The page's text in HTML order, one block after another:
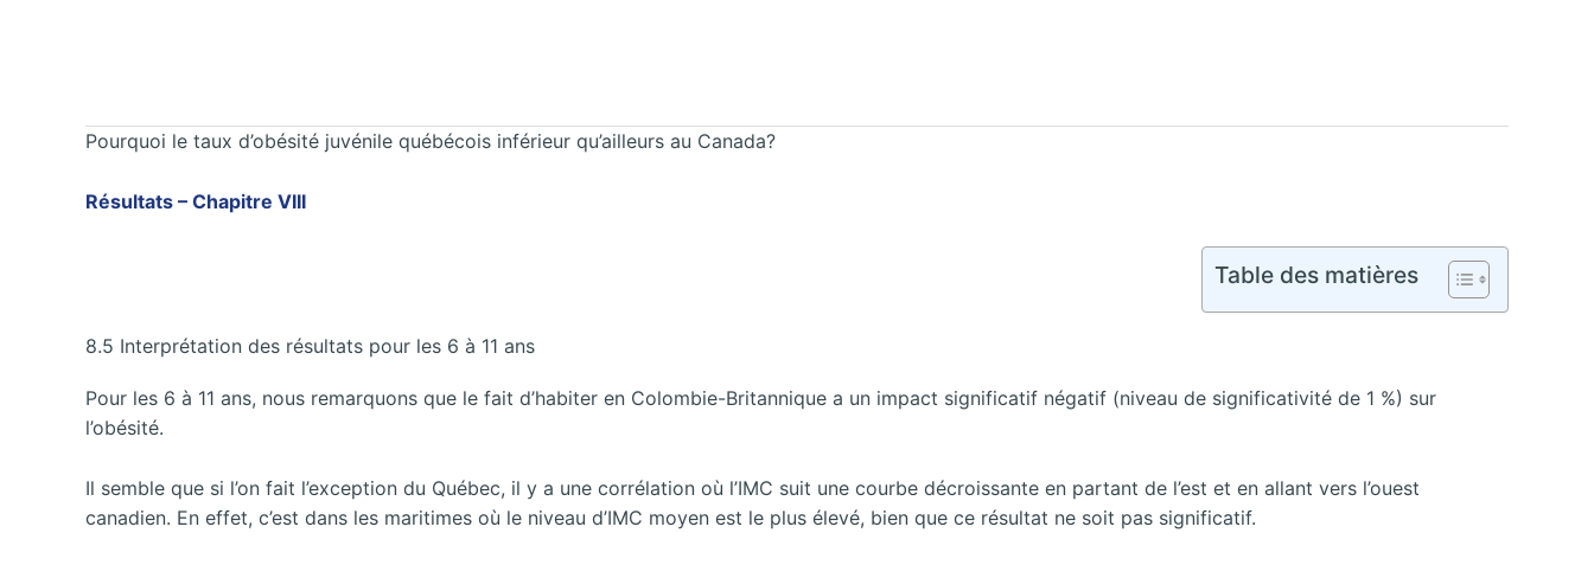
Pourquoi le taux d’obésité juvénile québécois inférieur qu’ailleurs au Canada?
Résultats – Chapitre VIII
Table des matières
8.5 Interprétation des résultats pour les 6 à 11 ans
Pour les 6 à 11 ans, nous remarquons que le fait d’habiter en Colombie-Britannique a un impact significatif négatif (niveau de significativité de 1 %) sur
l’obésité.
Il semble que si l’on fait l’exception du Québec, il y a une corrélation où l’IMC suit une courbe décroissante en partant de l’est et en allant vers l’ouest
canadien. En effet, c’est dans les maritimes où le niveau d’IMC moyen est le plus élevé, bien que ce résultat ne soit pas significatif.